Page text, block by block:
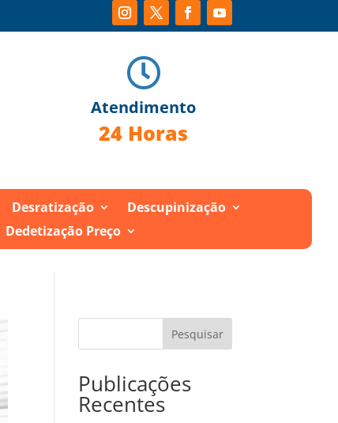

Atendimento
24 Horas
Desratização
Descupinização
Dedetização Preço
Pesquisar
Publicações
Recentes